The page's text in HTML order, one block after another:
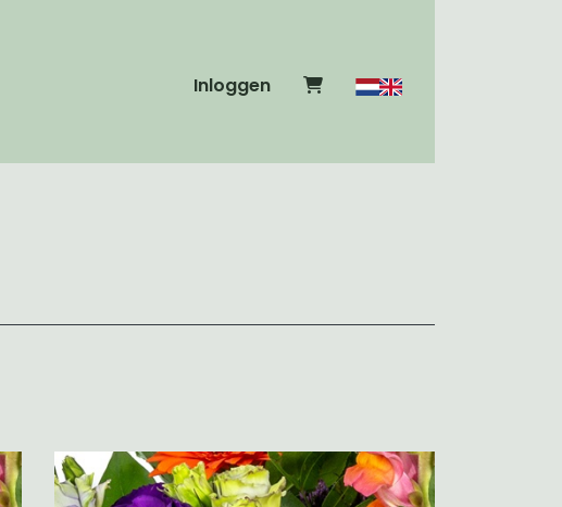
Inloggen